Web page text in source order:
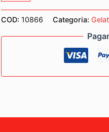
835-
SISTEMA
(C-
quantità
COD: 10866 Categoria: